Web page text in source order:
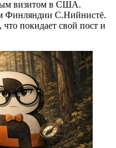
визитом в США.
Финляндии С.Нийнистё.
покидает свой пост и